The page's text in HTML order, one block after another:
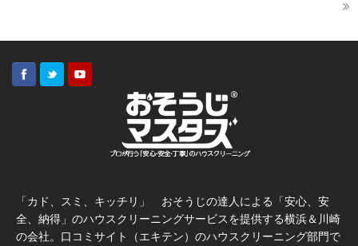
「カド、スミ、キッチリ」 おそうじの達人による「安心、安
全、納得」のハウスクリーニングサービスを提供する横浜＆川崎
の会社。口コミサイト（エキテン）のハウスクリーニング部門で